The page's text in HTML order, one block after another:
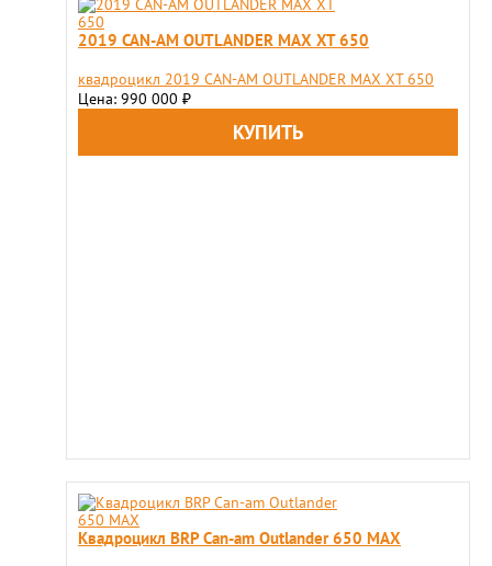
2019 CAN-AM OUTLANDER MAX XT 650
квадроцикл 2019 CAN-AM OUTLANDER MAX XT 650
Цена: 990 000 ₽
Квадроцикл BRP Сan-am Outlander 650 MAX